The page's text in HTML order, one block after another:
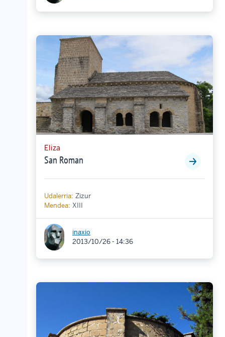
Eliza
San Roman
Udalerria: Zizur
Mendea: XIII
inaxio
2013/10/26 - 14:36